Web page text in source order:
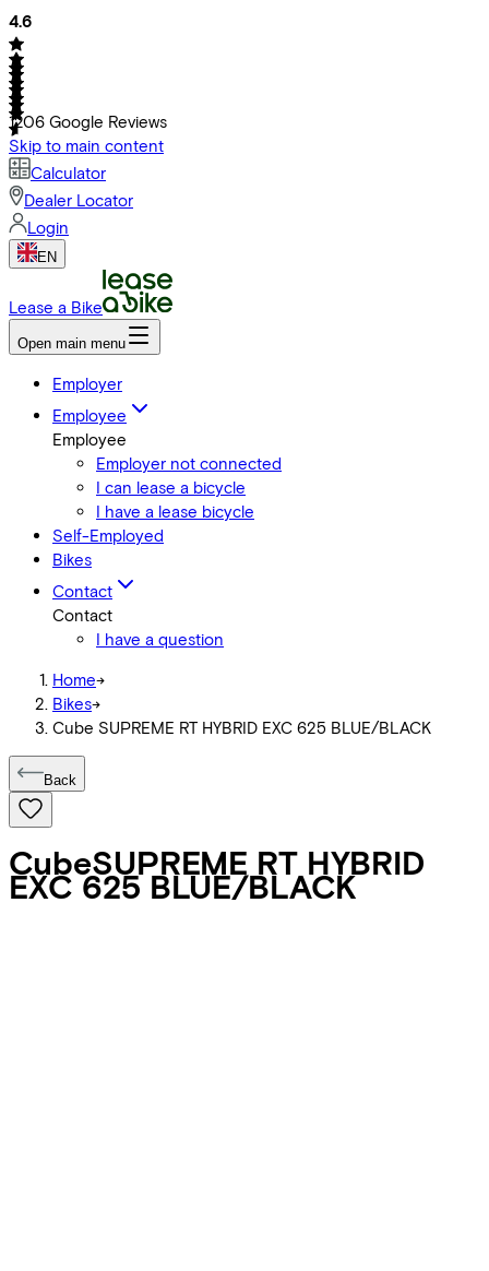
4.6
1206 Google Reviews
Skip to main content
Calculator
Dealer Locator
Login
EN
Lease a Bike
Open main menu
Employer
Employee
Employee
Employer not connected
I can lease a bicycle
I have a lease bicycle
Self-Employed
Bikes
Contact
Contact
I have a question
Home->
Bikes->
Cube SUPREME RT HYBRID EXC 625 BLUE/BLACK
Back
CubeSUPREME RT HYBRID
EXC 625 BLUE/BLACK